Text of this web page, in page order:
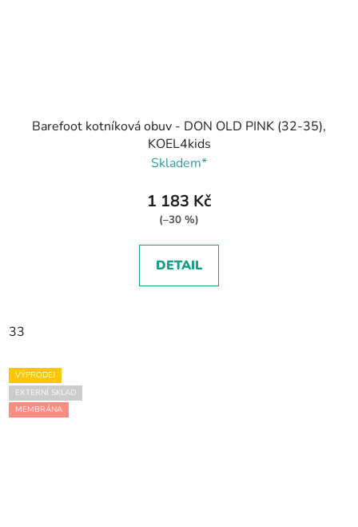
Barefoot kotníková obuv - DON OLD PINK (32-35),
KOEL4kids
Skladem*
1 183 Kč
(–30 %)
DETAIL
33
VÝPRODEJ
EXTERNÍ SKLAD
MEMBRÁNA